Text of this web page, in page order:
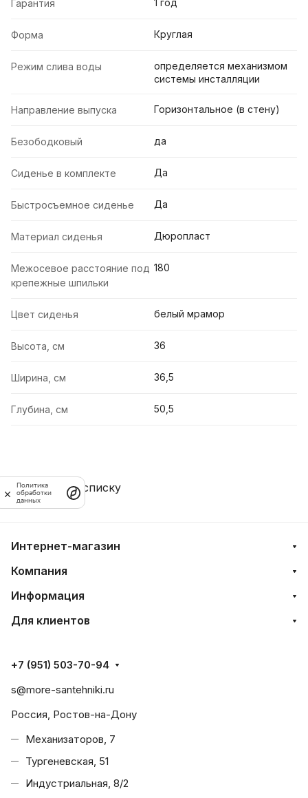
Гарантия 1 год
Форма Круглая
Режим слива воды
определяется механизмом
системы инсталляции
Направление выпуска Горизонтальное (в стену)
Безободковый да
Сиденье в комплекте Да
Быстросъемное сиденье Да
Материал сиденья Дюропласт
Межосевое расстояние под
крепежные шпильки
180
Цвет сиденья белый мрамор
Высота, см 36
Ширина, см 36,5
Глубина, см 50,5
Назад к списку
Интернет-магазин
Компания
Информация
Для клиентов
+7 (951) 503-70-94
s@more-santehniki.ru
Россия, Ростов-на-Дону
Механизаторов, 7
Тургеневская, 51
Индустриальная, 8/2
Политика
обработки
данных